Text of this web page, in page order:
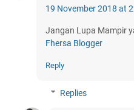
19 November 2018 at
Jangan Lupa Mampir
Fhersa Blogger
Reply
Replies